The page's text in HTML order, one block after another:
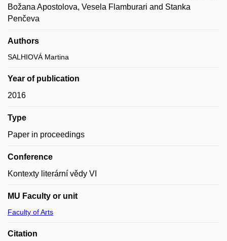
Božana Apostolova, Vesela Flamburari and Stanka
Penčeva
Authors
SALHIOVÁ Martina
Year of publication
2016
Type
Paper in proceedings
Conference
Kontexty literární vědy VI
MU Faculty or unit
Faculty of Arts
Citation